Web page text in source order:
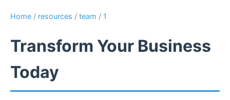
Home / resources / team / 1
Transform Your Business
Today